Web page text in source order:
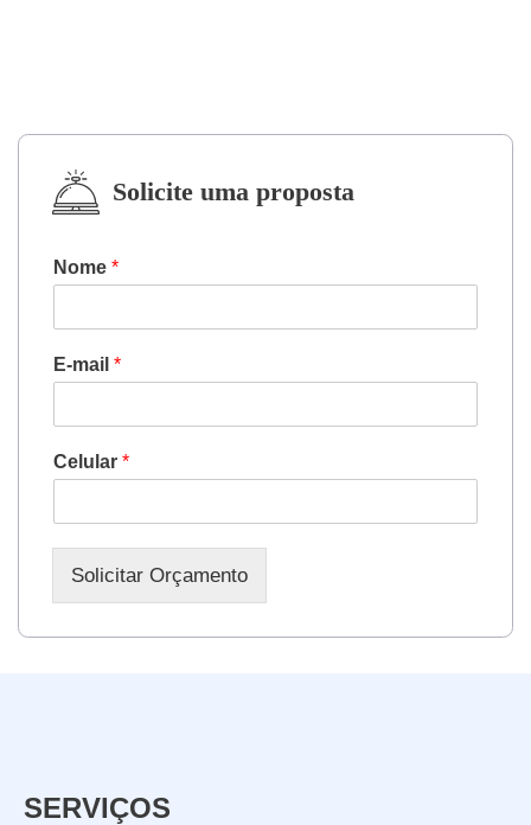
Solicite uma proposta
Nome *
E-mail *
Celular *
Solicitar Orçamento
SERVIÇOS